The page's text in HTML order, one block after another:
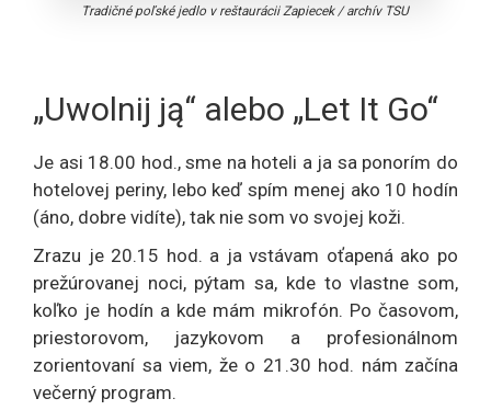
Tradičné poľské jedlo v reštaurácii Zapiecek/archív TSU
„Uwolnij ją“ alebo „Let It Go“
Je asi 18.00 hod., sme na hoteli a ja sa ponorím do
hotelovej periny, lebo keď spím menej ako 10 hodín
(áno, dobre vidíte), tak nie som vo svojej koži.
Zrazu je 20.15 hod. a ja vstávam oťapená ako po
prežúrovanej noci, pýtam sa, kde to vlastne som,
koľko je hodín a kde mám mikrofón. Po časovom,
priestorovom, jazykovom a profesionálnom
zorientovaní sa viem, že o 21.30 hod. nám začína
večerný program.